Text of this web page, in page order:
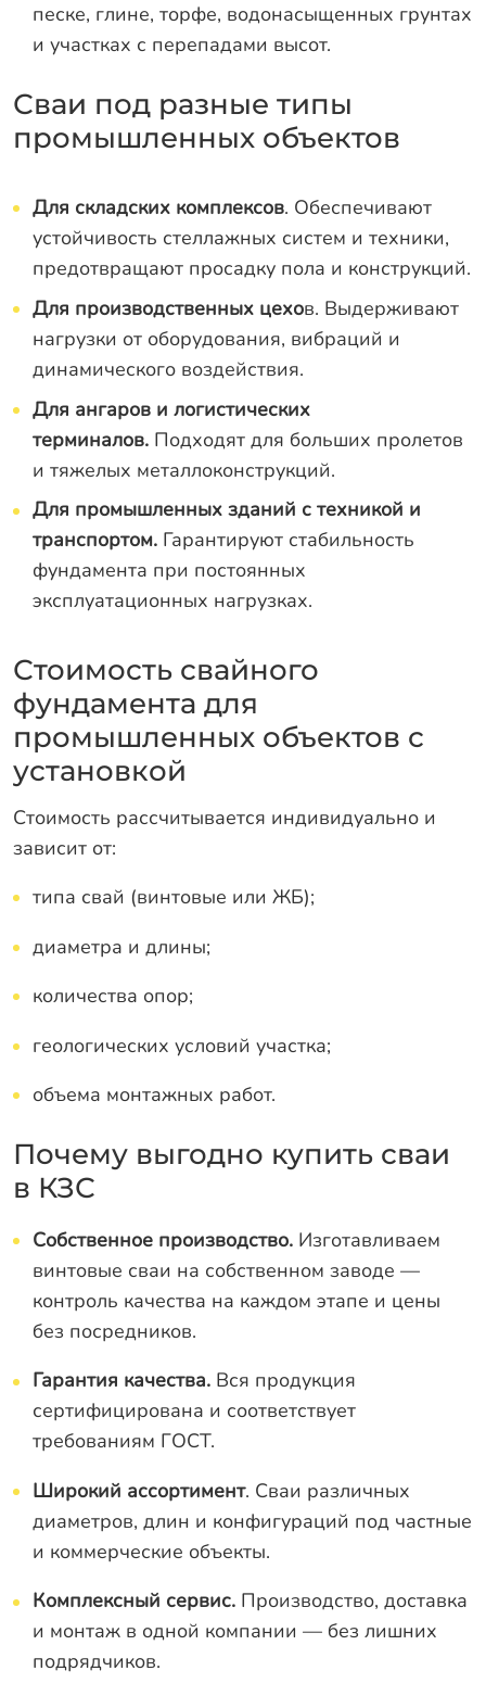
песке, глине, торфе, водонасыщенных грунтах
и участках с перепадами высот.
Сваи под разные типы
промышленных объектов
Для складских комплексов. Обеспечивают
устойчивость стеллажных систем и техники,
предотвращают просадку пола и конструкций.
Для производственных цехов. Выдерживают
нагрузки от оборудования, вибраций и
динамического воздействия.
Для ангаров и логистических
терминалов.Подходят для больших пролетов
и тяжелых металлоконструкций.
Для промышленных зданий с техникой и
транспортом.Гарантируют стабильность
фундамента при постоянных
эксплуатационных нагрузках.
Стоимость свайного
фундамента для
промышленных объектов с
установкой
Стоимость рассчитывается индивидуально и
зависит от:
типа свай (винтовые или ЖБ);
диаметра и длины;
количества опор;
геологических условий участка;
объема монтажных работ.
Почему выгодно купить сваи
в КЗС
Собственное производство. Изготавливаем
винтовые сваи на собственном заводе —
контроль качества на каждом этапе и цены
без посредников.
Гарантия качества.Вся продукция
сертифицирована и соответствует
требованиям ГОСТ.
Широкий ассортимент. Сваи различных
диаметров, длин и конфигураций под частные
и коммерческие объекты.
Комплексный сервис. Производство, доставка
и монтаж в одной компании — без лишних
подрядчиков.